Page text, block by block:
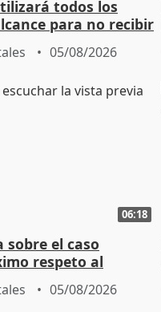
todos los
para no recibir
05/08/2026
06:18
sobre el caso
respeto al
05/08/2026